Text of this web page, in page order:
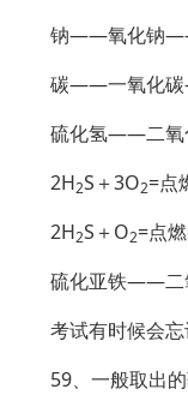
钠——氧化钠
碳——一氧化碳
硫化氢——二氧
2H2S＋3O2=点
2H2S＋O2=点
硫化亚铁——二
考试有时候会忘
59、一般取出